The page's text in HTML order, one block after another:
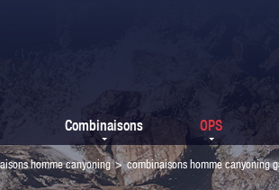
Combinaisons OPS
homme canyoning > combinaisons homme canyoning